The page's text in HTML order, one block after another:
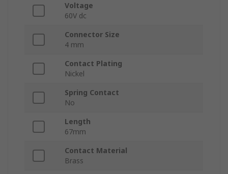
Voltage
60V dc
Connector Size
4 mm
Contact Plating
Nickel
Spring Contact
No
Length
67mm
Contact Material
Brass